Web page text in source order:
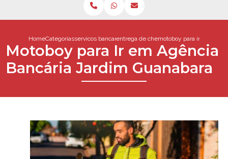
HomeCategoriasservicos bancariosentrega de cheques rio de janeiro
motoboy para ir em
Motoboy para Ir em Agência
Bancária Jardim Guanabara